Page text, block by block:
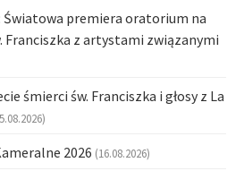
Światowa premiera oratorium na
Franciszka z artystami związanymi
śmierci św. Franciszka i głosy z La
2026 (16.08.2026)